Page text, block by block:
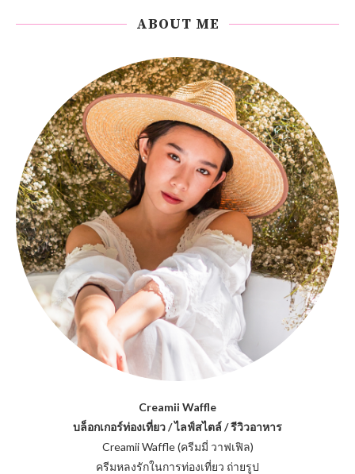
ABOUT ME
Creamii Waffle
บล็อกเกอร์ท่องเที่ยว / ไลฟ์สไตล์ / รีวิวอาหาร
Creamii Waffle (ครีมมี่ วาฟเฟิล)
ครีมหลงรักในการท่องเที่ยว ถ่ายรูป